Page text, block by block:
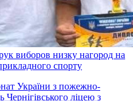
виборов низку нагород на
спорту
України з пожежно-
ліцею з